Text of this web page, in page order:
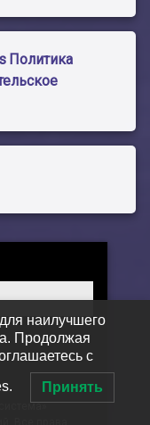
Политика
Все права
наилучшего
Продолжая
с
Принять